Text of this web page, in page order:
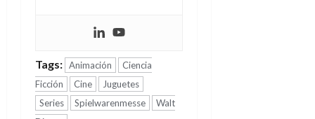
Tags: Animación
Ciencia
Ficción
Cine
Juguetes
Series
Spielwarenmesse
Walt